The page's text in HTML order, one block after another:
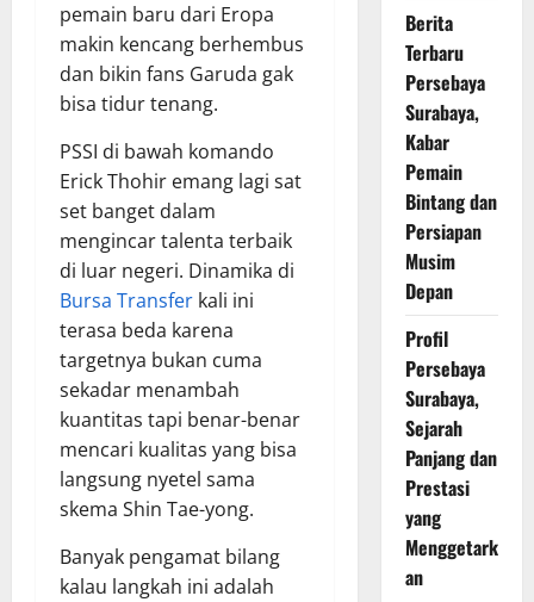
pemain baru dari Eropa
makin kencang berhembus
dan bikin fans Garuda gak
bisa tidur tenang.
PSSI di bawah komando
Erick Thohir emang lagi sat
set banget dalam
mengincar talenta terbaik
di luar negeri. Dinamika di
Bursa Transfer kali ini
terasa beda karena
targetnya bukan cuma
sekadar menambah
kuantitas tapi benar-benar
mencari kualitas yang bisa
langsung nyetel sama
skema Shin Tae-yong.
Banyak pengamat bilang
kalau langkah ini adalah
Berita
Terbaru
Persebaya
Surabaya,
Kabar
Pemain
Bintang dan
Persiapan
Musim
Depan
Profil
Persebaya
Surabaya,
Sejarah
Panjang dan
Prestasi
yang
Menggetark
an